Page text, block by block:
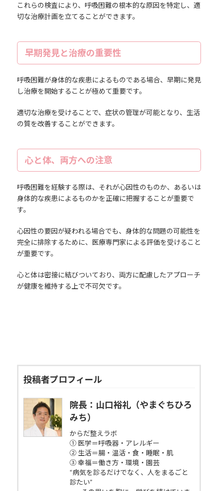
これらの検査により、呼吸困難の根本的な原因を特定し、適
切な治療計画を立てることができます。
早期発見と治療の重要性
呼吸困難が身体的な疾患によるものである場合、早期に発見
し治療を開始することが極めて重要です。
適切な治療を受けることで、症状の管理が可能となり、生活
の質を改善することができます。
心と体、両方への注意
呼吸困難を経験する際は、それが心因性のものか、あるいは
身体的な疾患によるものかを正確に把握することが重要で
す。
心因性の要因が疑われる場合でも、身体的な問題の可能性を
完全に排除するために、医療専門家による評価を受けること
が重要です。
心と体は密接に結びついており、両方に配慮したアプローチ
が健康を維持する上で不可欠です。
投稿者プロフィール
院長：山口裕礼（やまぐちひろ
みち）
からだ整えラボ
① 医学＝呼吸器・アレルギー
② 生活＝腸・温活・食・睡眠・肌
③ 幸福＝働き方・環境・園芸
“病気を診るだけでなく、人をまるごと
診たい”